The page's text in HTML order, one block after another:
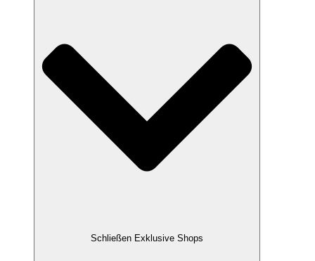
Schließen Exklusive Shops